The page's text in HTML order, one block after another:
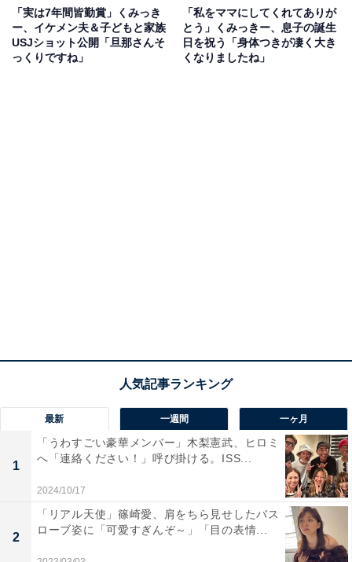
「実は7年間皆勤賞」くみっき
ー、イケメン夫＆子どもと家族
USJショット公開「旦那さんそ
っくりですね」
「私をママにしてくれてありが
とう」くみっきー、息子の誕生
日を祝う「身体つきが凄く大き
くなりましたね」
最新 一週間 一ヶ月
1
「うわすごい豪華メンバー」木梨憲武、ヒロミ
へ「連絡ください！」呼び掛ける。ISS...
2024/10/17
2
「リアル天使」篠崎愛、肩をちら見せしたバス
ローブ姿に「可愛すぎんぞ～」「目の表情...